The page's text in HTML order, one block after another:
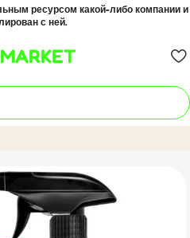
ресурсом какой-либо компании и
с ней.
пластика